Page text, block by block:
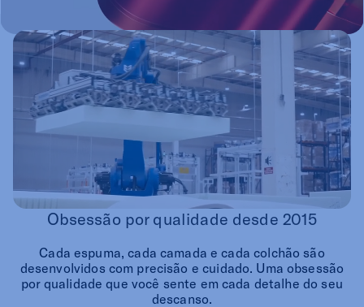
Obsessão por qualidade desde 2015
Cada espuma, cada camada e cada colchão são
desenvolvidos com precisão e cuidado. Uma obsessão
por qualidade que você sente em cada detalhe do seu
descanso.